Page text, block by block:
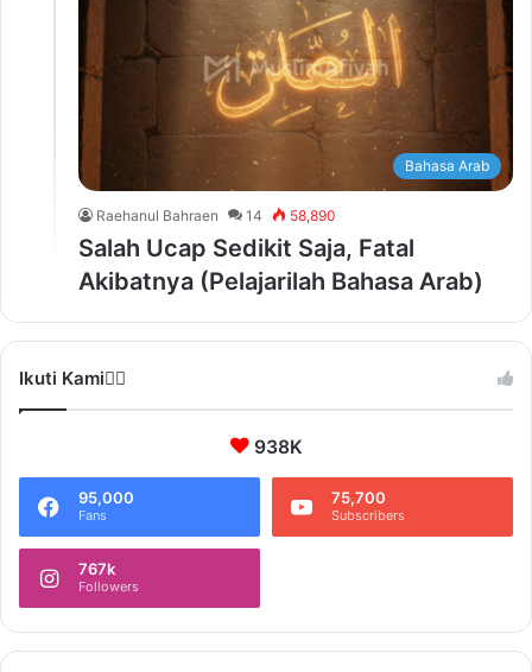
Bahasa Arab
Raehanul Bahraen 14 58,890
Salah Ucap Sedikit Saja, Fatal
Akibatnya (Pelajarilah Bahasa Arab)
Ikuti Kami❤️‍🔥
938K
95,000
Fans
75,700
Subscribers
767k
Followers